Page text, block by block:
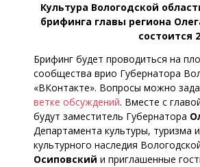
Культура Вологодской
брифинга главы региона
состоится
Брифинг будет проводиться на
сообщества врио Губернатора
«ВКонтакте». Вопросы можно
ветке обсуждений. Вместе с
будут заместитель Губернатора
Департамента культуры, туризма
культурного наследия
Осиповский и приглашенные